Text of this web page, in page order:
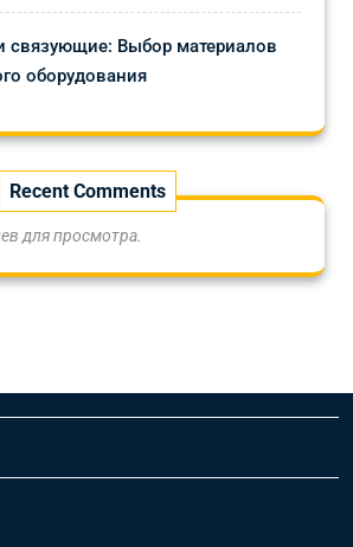
связующие: Выбор материалов
оборудования
Recent Comments
для просмотра.